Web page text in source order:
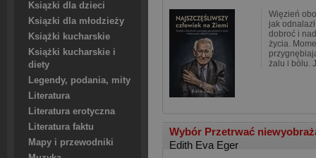
Ksiązki dla dzieci
Ksiązki dla młodzieży
Książki kucharskie
Książki kucharskie i
diety
Legendy, podania, mity
Literatura
Literatura erotyczna
Literatura faktu
Mapy i przewodniki
Więzień
jak
dobroć i
życia.
żalu i bólu.
Wybór Przetrwać
Edith Eva Eger